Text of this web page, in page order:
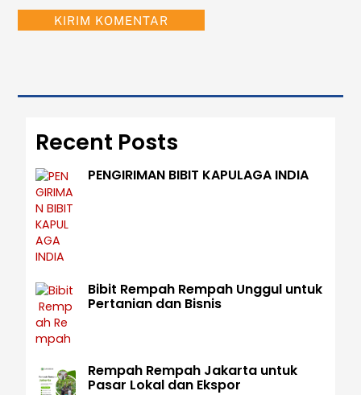
Recent Posts
PENGIRIMAN BIBIT KAPULAGA INDIA
Bibit Rempah Rempah Unggul untuk
Pertanian dan Bisnis
Rempah Rempah Jakarta untuk
Pasar Lokal dan Ekspor